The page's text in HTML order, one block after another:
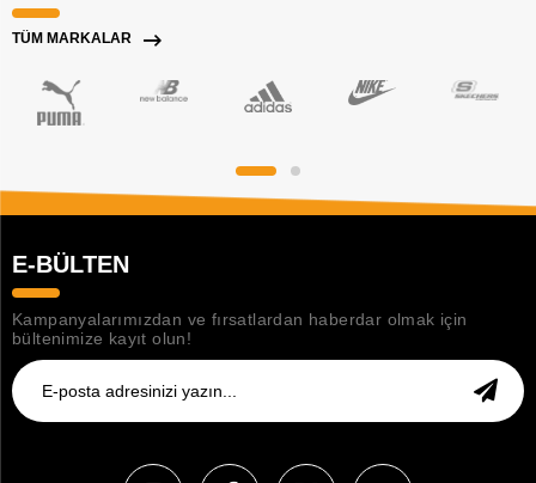
TÜM MARKALAR
E-BÜLTEN
Kampanyalarımızdan ve fırsatlardan haberdar olmak için
bültenimize kayıt olun!